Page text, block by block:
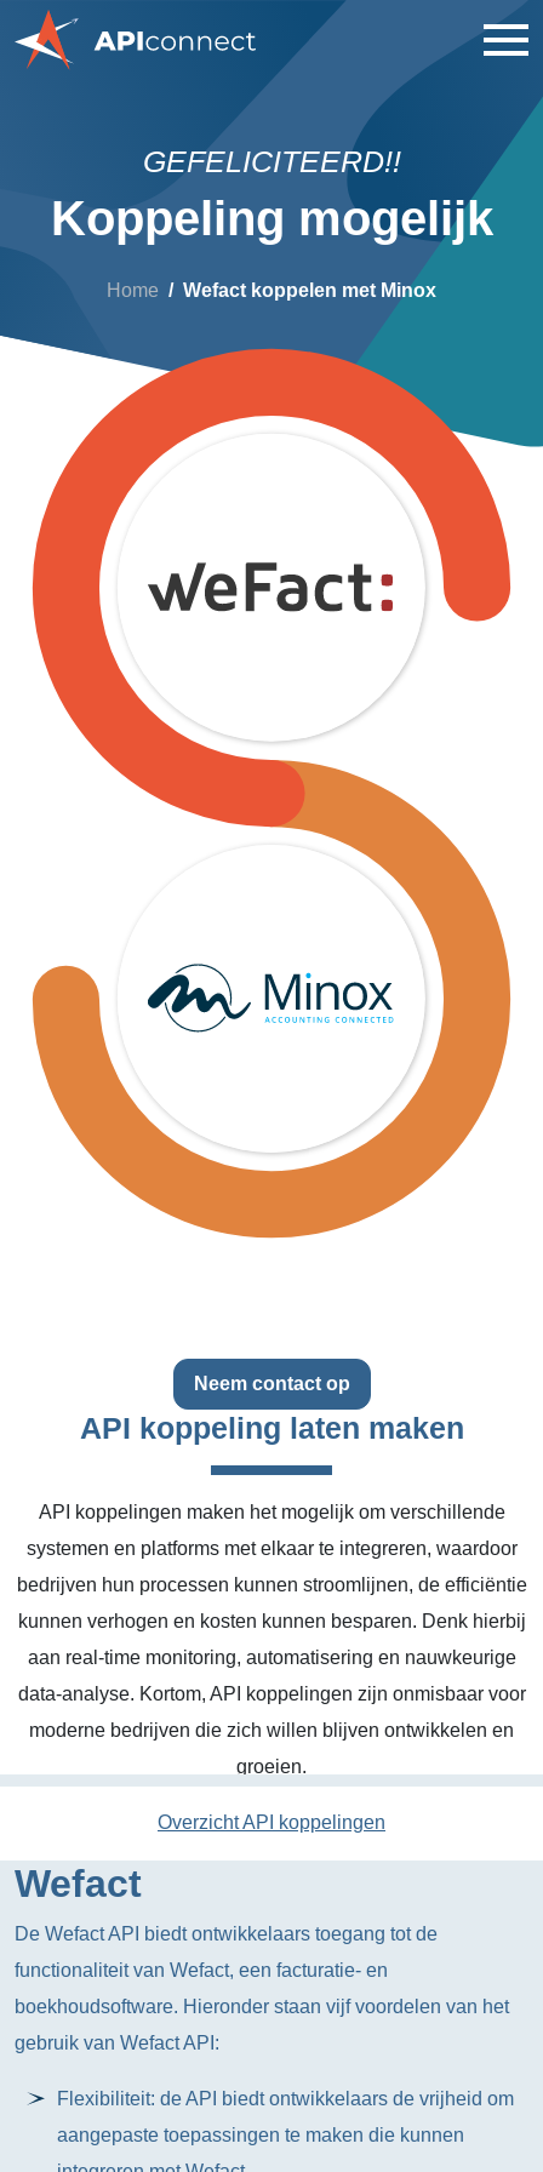
GEFELICITEERD!!
Koppeling mogelijk
Home Wefact koppelen met Minox
Neem contact op
API koppeling laten maken
API koppelingen maken het mogelijk om verschillende
systemen en platforms met elkaar te integreren, waardoor
bedrijven hun processen kunnen stroomlijnen, de efficiëntie
kunnen verhogen en kosten kunnen besparen. Denk hierbij
aan real-time monitoring, automatisering en nauwkeurige
data-analyse. Kortom, API koppelingen zijn onmisbaar voor
moderne bedrijven die zich willen blijven ontwikkelen en
groeien.
Overzicht API koppelingen
Wefact
De Wefact API biedt ontwikkelaars toegang tot de
functionaliteit van Wefact, een facturatie- en
boekhoudsoftware. Hieronder staan vijf voordelen van het
gebruik van Wefact API:
Flexibiliteit: de API biedt ontwikkelaars de vrijheid om
aangepaste toepassingen te maken die kunnen